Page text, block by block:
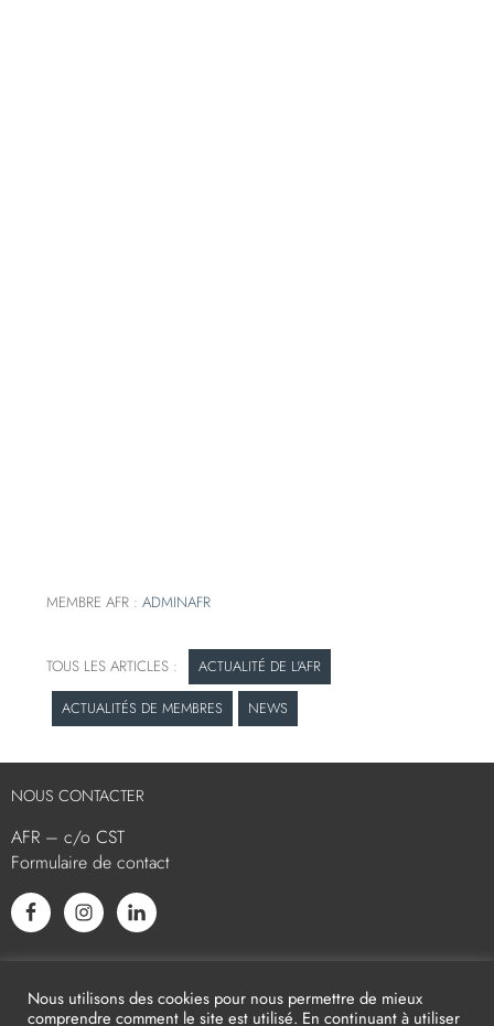
MEMBRE AFR :ADMINAFR
ACTUALITÉ DE L'AFR
ACTUALITÉS DE MEMBRES
NEWS
NOUS CONTACTER
AFR – c/o CST
Formulaire de contact
Nous utilisons des cookies pour nous permettre de mieux
comprendre comment le site est utilisé. En continuant à utiliser